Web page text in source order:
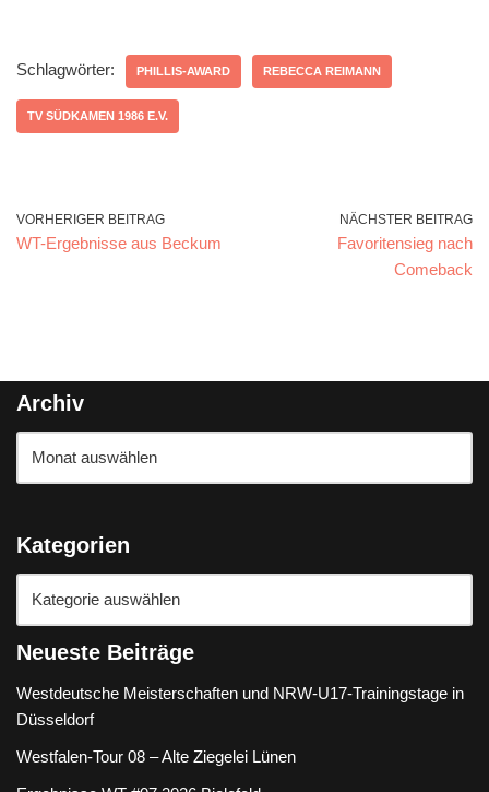
Schlagwörter: PHILLIS-AWARD REBECCA REIMANN
TV SÜDKAMEN 1986 E.V.
VORHERIGER BEITRAG
WT-Ergebnisse aus Beckum
NÄCHSTER BEITRAG
Favoritensieg nach
Comeback
Archiv
Kategorien
Neueste Beiträge
Westdeutsche Meisterschaften und NRW-U17-Trainingstage in
Düsseldorf
Westfalen-Tour 08 – Alte Ziegelei Lünen